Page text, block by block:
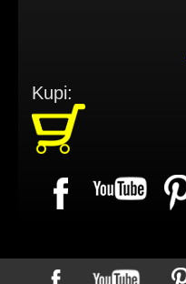
Kupi: